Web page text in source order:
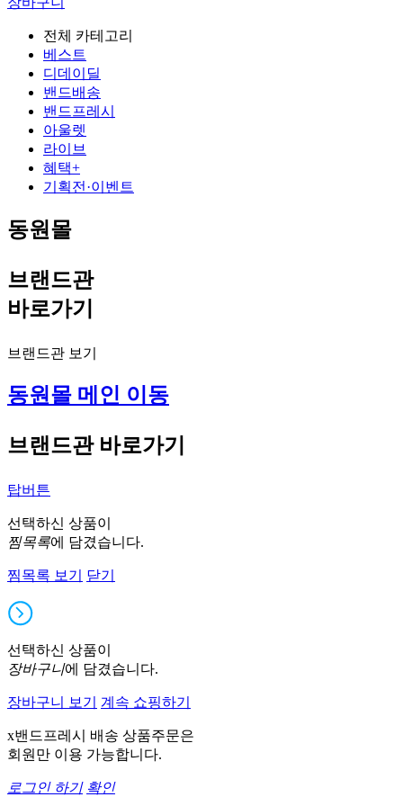
전체 카테고리
베스트
디데이딜
밴드배송
밴드프레시
아울렛
라이브
혜택+
기획전·이벤트
동원몰
브랜드관
바로가기
브랜드관 보기
동원몰 메인 이동
브랜드관 바로가기
탑버튼
선택하신 상품이
찜목록에 담겼습니다.
찜목록 보기 닫기
선택하신 상품이
장바구니에 담겼습니다.
장바구니 보기 계속 쇼핑하기
x밴드프레시 배송 상품주문은
회원만 이용 가능합니다.
로그인 하기 확인